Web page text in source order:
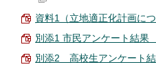
資料1（立地適正化計画に
別添1 市民アンケート結果
別添2 高校生アンケート結